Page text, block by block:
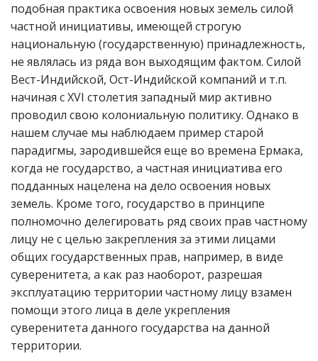
подобная практика освоения новых земель силой
частной инициативы, имеющей строгую
национальную (государственную) принадлежность,
не являлась из ряда вон выходящим фактом. Силой
Вест-Индийской, Ост-Индийской компаний и т.п.
начиная с XVI столетия западный мир активно
проводил свою колониальную политику. Однако в
нашем случае мы наблюдаем пример старой
парадигмы, зародившейся еще во времена Ермака,
когда не государство, а частная инициатива его
подданных нацелена на дело освоения новых
земель. Кроме того, государство в принципе
полномочно делегировать ряд своих прав частному
лицу не с целью закрепления за этими лицами
общих государственных прав, например, в виде
суверенитета, а как раз наоборот, разрешая
эксплуатацию территории частному лицу взамен
помощи этого лица в деле укрепления
суверенитета данного государства на данной
территории.